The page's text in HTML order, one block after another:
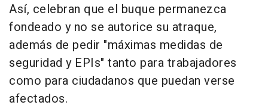
Así, celebran que el buque permanezca
fondeado y no se autorice su atraque,
además de pedir "máximas medidas de
seguridad y EPIs" tanto para trabajadores
como para ciudadanos que puedan verse
afectados.